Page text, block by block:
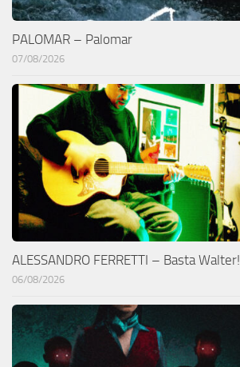
PALOMAR – Palomar
07/08/2026
ALESSANDRO FERRETTI – Basta Walter!
06/08/2026